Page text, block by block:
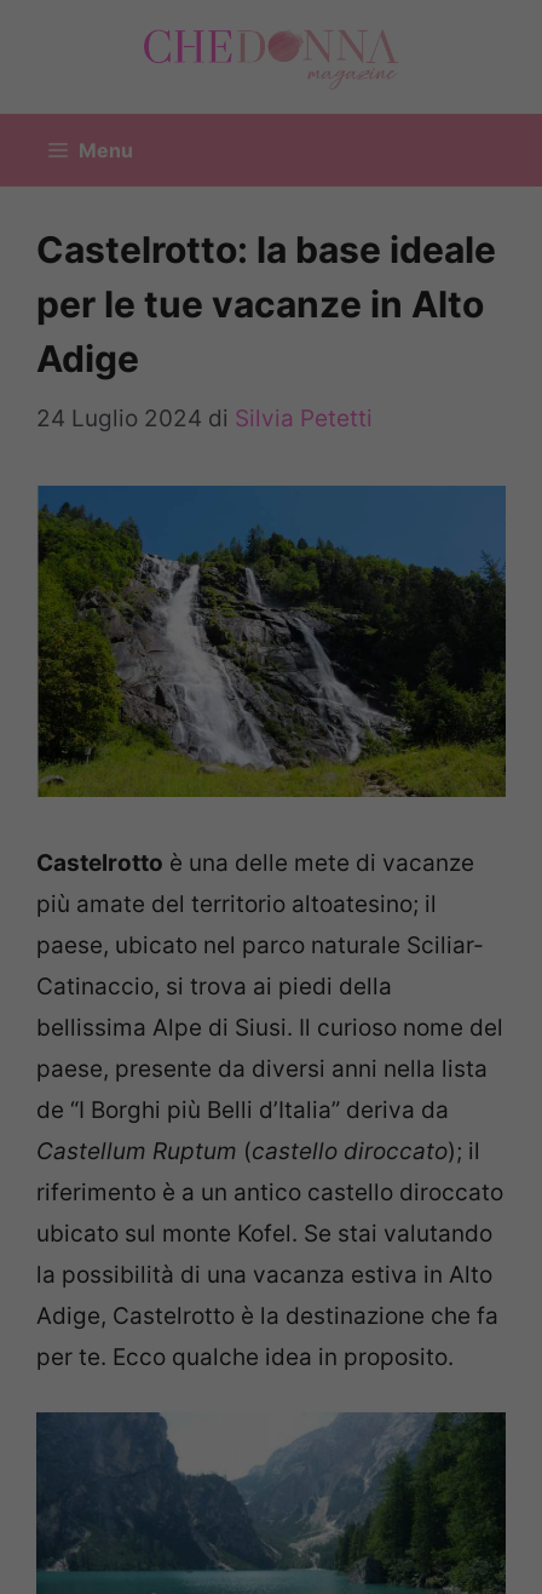
Menu
Castelrotto: la base ideale
per le tue vacanze in Alto
Adige
24 Luglio 2024 di Silvia Petetti
Castelrotto è una delle mete di vacanze
più amate del territorio altoatesino; il
paese, ubicato nel parco naturale Sciliar-
Catinaccio, si trova ai piedi della
bellissima Alpe di Siusi. Il curioso nome del
paese, presente da diversi anni nella lista
de “I Borghi più Belli d’Italia” deriva da
Castellum Ruptum (castello diroccato); il
riferimento è a un antico castello diroccato
ubicato sul monte Kofel. Se stai valutando
la possibilità di una vacanza estiva in Alto
Adige, Castelrotto è la destinazione che fa
per te. Ecco qualche idea in proposito.